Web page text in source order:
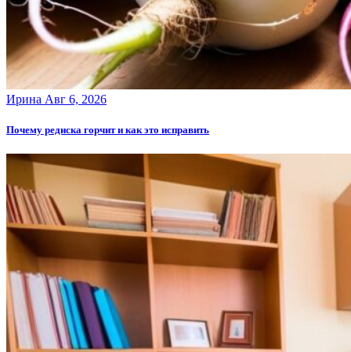
Ирина Авг 6, 2026
Почему редиска горчит и как это исправить